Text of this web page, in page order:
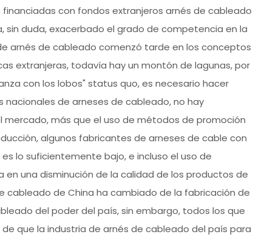
con fondos extranjeros arnés de cableado
duda, exacerbado el grado de competencia en la
arnés de cableado comenzó tarde en los conceptos
extranjeras, todavía hay un montón de lagunas, por
con los lobos" status quo, es necesario hacer
de arneses de cableado, no hay
más que el uso de métodos de promoción
algunos fabricantes de arneses de cable con
lo suficientemente bajo, e incluso el uso de
una disminución de la calidad de los productos de
cableado de China ha cambiado de la fabricación de
del poder del país, sin embargo, todos los que
que la industria de arnés de cableado del país para